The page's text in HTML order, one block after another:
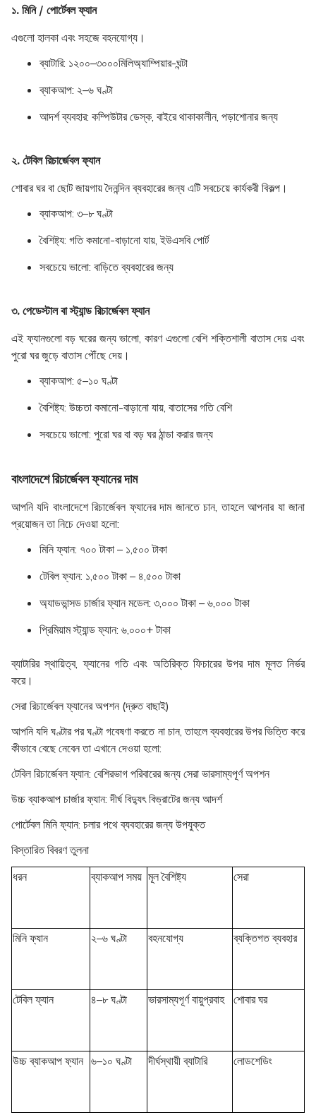
১. মিনি / পোর্টেবল ফ্যান
এগুলো হালকা এবং সহজে বহনযোগ্য।
ব্যাটারি: ১২০০–৩০০০মিলিঅ্যাম্পিয়ার-ঘন্টা
ব্যাকআপ: ২–৬ ঘণ্টা
আদর্শ ব্যবহার: কম্পিউটার ডেস্ক, বাইরে থাকাকালীন, পড়াশোনার জন্য
২. টেবিল রিচার্জেবল ফ্যান
শোবার ঘর বা ছোট জায়গায় দৈনন্দিন ব্যবহারের জন্য এটি সবচেয়ে কার্যকরী বিকল্প।
ব্যাকআপ: ৩–৮ ঘণ্টা
বৈশিষ্ট্য: গতি কমানো-বাড়ানো যায়, ইউএসবি পোর্ট
সবচেয়ে ভালো: বাড়িতে ব্যবহারের জন্য
৩. পেডেস্টাল বা স্ট্যান্ড রিচার্জেবল ফ্যান
এই ফ্যানগুলো বড় ঘরের জন্য ভালো, কারণ এগুলো বেশি শক্তিশালী বাতাস দেয় এবং
পুরো ঘর জুড়ে বাতাস পৌঁছে দেয়।
ব্যাকআপ: ৫–১০ ঘণ্টা
বৈশিষ্ট্য: উচ্চতা কমানো-বাড়ানো যায়, বাতাসের গতি বেশি
সবচেয়ে ভালো: পুরো ঘর বা বড় ঘর ঠান্ডা করার জন্য
বাংলাদেশে রিচার্জেবল ফ্যানের দাম
আপনি যদি বাংলাদেশে রিচার্জেবল ফ্যানের দাম জানতে চান, তাহলে আপনার যা জানা
প্রয়োজন তা নিচে দেওয়া হলো:
মিনি ফ্যান: ৭০০ টাকা – ১,৫০০ টাকা
টেবিল ফ্যান: ১,৫০০ টাকা – ৪,৫০০ টাকা
অ্যাডভান্সড চার্জার ফ্যান মডেল: ৩,০০০ টাকা – ৬,০০০ টাকা
প্রিমিয়াম স্ট্যান্ড ফ্যান: ৬,০০০+ টাকা
ব্যাটারির স্থায়িত্ব, ফ্যানের গতি এবং অতিরিক্ত ফিচারের উপর দাম মূলত নির্ভর
করে।
সেরা রিচার্জেবল ফ্যানের অপশন (দ্রুত বাছাই)
আপনি যদি ঘণ্টার পর ঘণ্টা গবেষণা করতে না চান, তাহলে ব্যবহারের উপর ভিত্তি করে
কীভাবে বেছে নেবেন তা এখানে দেওয়া হলো:
টেবিল রিচার্জেবল ফ্যান: বেশিরভাগ পরিবারের জন্য সেরা ভারসাম্যপূর্ণ অপশন
উচ্চ ব্যাকআপ চার্জার ফ্যান: দীর্ঘ বিদ্যুৎ বিভ্রাটের জন্য আদর্শ
পোর্টেবল মিনি ফ্যান: চলার পথে ব্যবহারের জন্য উপযুক্ত
বিস্তারিত বিবরণ তুলনা
ধরন
ব্যাকআপ সময় মূল বৈশিষ্ট্য সেরা
মিনি ফ্যান ২–৬ ঘণ্টা বহনযোগ্য ব্যক্তিগত ব্যবহার
টেবিল ফ্যান ৪–৮ ঘণ্টা ভারসাম্যপূর্ণ বায়ুপ্রবাহ শোবার ঘর
উচ্চ ব্যাকআপ ফ্যান ৬–১০ ঘণ্টা দীর্ঘস্থায়ী ব্যাটারি লোডশেডিং